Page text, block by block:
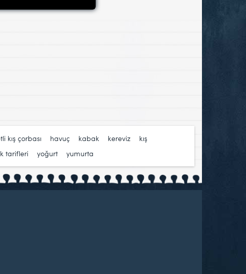
kış çorbası havuç kabak kereviz
kış
tarifleri yoğurt yumurta